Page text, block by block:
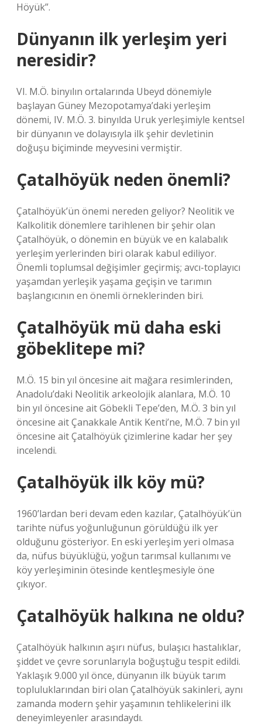
Höyük”.
Dünyanın ilk yerleşim yeri
neresidir?
VI. M.Ö. binyılın ortalarında Ubeyd dönemiyle
başlayan Güney Mezopotamya’daki yerleşim
dönemi, IV. M.Ö. 3. binyılda Uruk yerleşimiyle kentsel
bir dünyanın ve dolayısıyla ilk şehir devletinin
doğuşu biçiminde meyvesini vermiştir.
Çatalhöyük neden önemli?
Çatalhöyük’ün önemi nereden geliyor? Neolitik ve
Kalkolitik dönemlere tarihlenen bir şehir olan
Çatalhöyük, o dönemin en büyük ve en kalabalık
yerleşim yerlerinden biri olarak kabul ediliyor.
Önemli toplumsal değişimler geçirmiş; avcı-toplayıcı
yaşamdan yerleşik yaşama geçişin ve tarımın
başlangıcının en önemli örneklerinden biri.
Çatalhöyük mü daha eski
göbeklitepe mi?
M.Ö. 15 bin yıl öncesine ait mağara resimlerinden,
Anadolu’daki Neolitik arkeolojik alanlara, M.Ö. 10
bin yıl öncesine ait Göbekli Tepe’den, M.Ö. 3 bin yıl
öncesine ait Çanakkale Antik Kenti’ne, M.Ö. 7 bin yıl
öncesine ait Çatalhöyük çizimlerine kadar her şey
incelendi.
Çatalhöyük ilk köy mü?
1960’lardan beri devam eden kazılar, Çatalhöyük’ün
tarihte nüfus yoğunluğunun görüldüğü ilk yer
olduğunu gösteriyor. En eski yerleşim yeri olmasa
da, nüfus büyüklüğü, yoğun tarımsal kullanımı ve
köy yerleşiminin ötesinde kentleşmesiyle öne
çıkıyor.
Çatalhöyük halkına ne oldu?
Çatalhöyük halkının aşırı nüfus, bulaşıcı hastalıklar,
şiddet ve çevre sorunlarıyla boğuştuğu tespit edildi.
Yaklaşık 9.000 yıl önce, dünyanın ilk büyük tarım
topluluklarından biri olan Çatalhöyük sakinleri, aynı
zamanda modern şehir yaşamının tehlikelerini ilk
deneyimleyenler arasındaydı.